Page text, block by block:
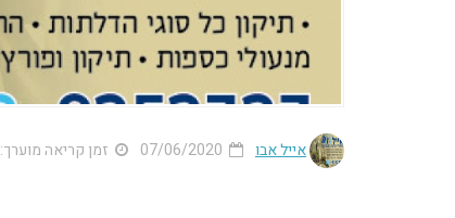
אייל אבו זמן קריאה מוערך: 1 דק'